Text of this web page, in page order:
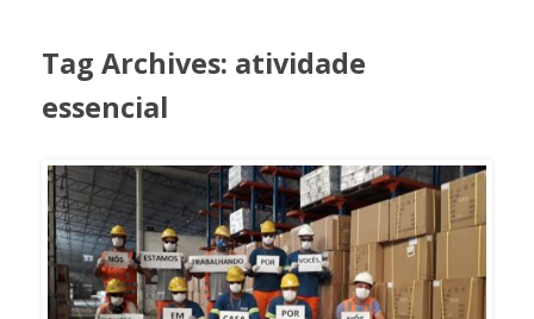
Tag Archives: atividade
essencial